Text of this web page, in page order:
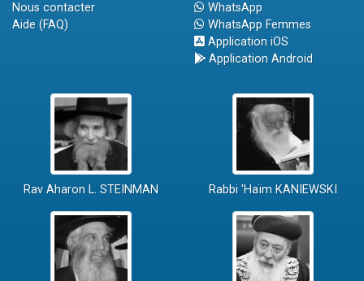
Nous contacter
Aide (FAQ)
WhatsApp
WhatsApp Femmes
Application iOS
Application Android
Rav Aharon L. STEINMAN Rabbi 'Haïm KANIEWSKI